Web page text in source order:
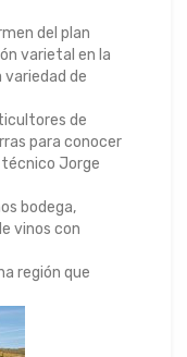
del plan
varietal en la
variedad de
de
para conocer
Jorge
bodega,
vinos con
región que